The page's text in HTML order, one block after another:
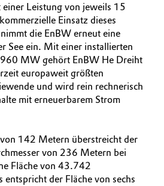
Leistung von jeweils 15
Einsatz dieses
die EnBW erneut eine
See ein. Mit einer installierten
MW gehört EnBW He Dreiht
europa­weit größten
und wird rein rechnerisch
mit erneuerbarem Strom
142 Metern überstreicht der
von 236 Metern bei
Fläche von 43.742
entspricht der Fläche von sechs